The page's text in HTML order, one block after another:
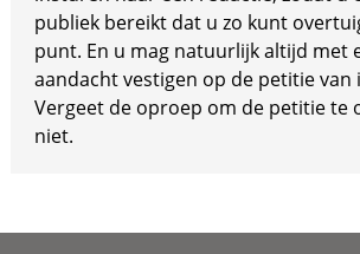
publiek bereikt dat u zo kunt
punt. En u mag natuurlijk altijd met
aandacht vestigen op de petitie van
Vergeet de oproep om de petitie te
niet.